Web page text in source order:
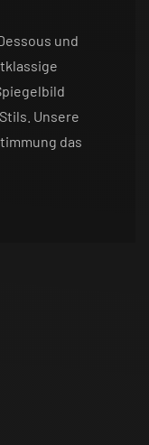
und
Unsere
das